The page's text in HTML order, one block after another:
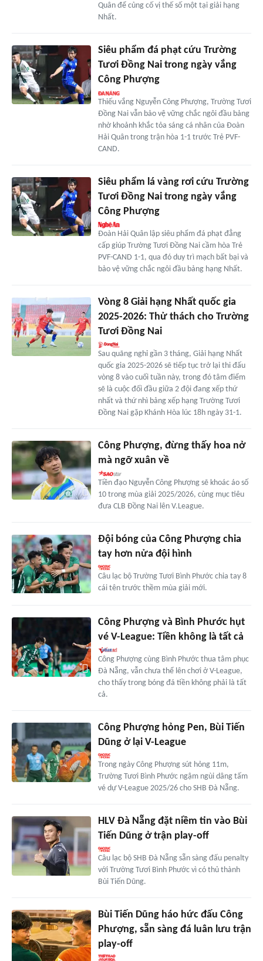
Quân để củng cố vị thế số một tại giải hạng
Nhất.
Siêu phẩm đá phạt cứu Trường
Tươi Đồng Nai trong ngày vắng
Công Phượng
Thiếu vắng Nguyễn Công Phượng, Trường Tươi
Đồng Nai vẫn bảo vệ vững chắc ngôi đầu bảng
nhờ khoảnh khắc tỏa sáng cá nhân của Đoàn
Hải Quân trong trận hòa 1-1 trước Trẻ PVF-
CAND.
Siêu phẩm lá vàng rơi cứu Trường
Tươi Đồng Nai trong ngày vắng
Công Phượng
Đoàn Hải Quân lập siêu phẩm đá phạt đẳng
cấp giúp Trường Tươi Đồng Nai cầm hòa Trẻ
PVF-CAND 1-1, qua đó duy trì mạch bất bại và
bảo vệ vững chắc ngôi đầu bảng hạng Nhất.
Vòng 8 Giải hạng Nhất quốc gia
2025-2026: Thử thách cho Trường
Tươi Đồng Nai
Sau quãng nghỉ gần 3 tháng, Giải hạng Nhất
quốc gia 2025-2026 sẽ tiếp tục trở lại thi đấu
vòng 8 vào cuối tuần này, trong đó tâm điểm
sẽ là cuộc đối đầu giữa 2 đội đang xếp thứ
nhất và thứ nhì bảng xếp hạng Trường Tươi
Đồng Nai gặp Khánh Hòa lúc 18h ngày 31-1.
Công Phượng, đừng thấy hoa nở
mà ngỡ xuân về
Tiền đạo Nguyễn Công Phượng sẽ khoác áo số
10 trong mùa giải 2025/2026, cùng mục tiêu
đưa CLB Đồng Nai lên V.League.
Đội bóng của Công Phượng chia
tay hơn nửa đội hình
Câu lạc bộ Trường Tươi Bình Phước chia tay 8
cái tên trước thềm mùa giải mới.
Công Phượng và Bình Phước hụt
vé V-League: Tiền không là tất cả
Công Phượng cùng Bình Phước thua tâm phục
Đà Nẵng, vẫn chưa thể lên chơi ở V-League,
cho thấy trong bóng đá tiền không phải là tất
cả.
Công Phượng hỏng Pen, Bùi Tiến
Dũng ở lại V-League
Trong ngày Công Phượng sút hỏng 11m,
Trường Tươi Bình Phước ngậm ngùi dâng tấm
vé dự V-League 2025/26 cho SHB Đà Nẵng.
HLV Đà Nẵng đặt niềm tin vào Bùi
Tiến Dũng ở trận play-off
Câu lạc bộ SHB Đà Nẵng sẵn sàng đấu penalty
với Trường Tươi Bình Phước vì có thủ thành
Bùi Tiến Dũng.
Bùi Tiến Dũng háo hức đấu Công
Phượng, sẵn sàng đá luân lưu trận
play-off